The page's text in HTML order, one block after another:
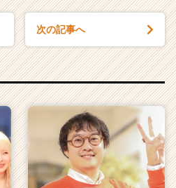
次の記事へ